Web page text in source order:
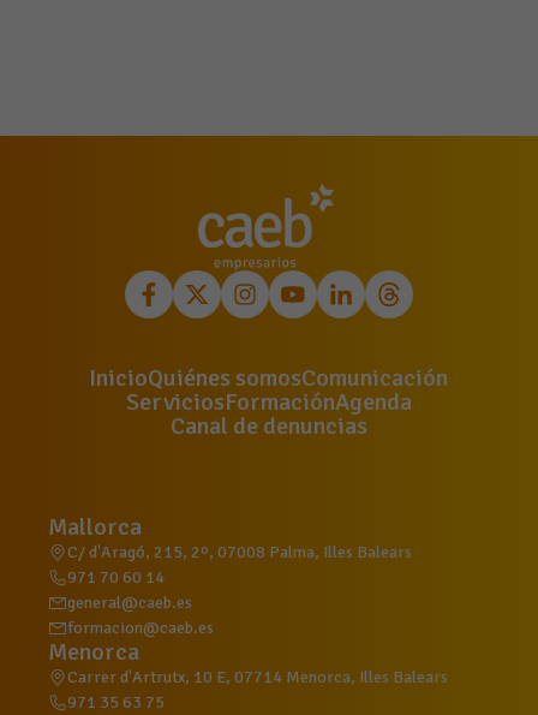
InicioQuiénes somosComunicación
ServiciosFormaciónAgenda
Canal de denuncias
Mallorca
C/ d'Aragó, 215, 2º, 07008 Palma, Illes Balears
971 70 60 14
general@caeb.es
formacion@caeb.es
Menorca
Carrer d'Artrutx, 10 E, 07714 Menorca, Illes Balears
971 35 63 75